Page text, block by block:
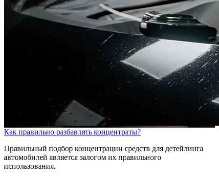
Как правильно разбавлять концентраты?
Правильный подбор концентрации средств для детейлинга
автомобилей является залогом их правильного
использования.